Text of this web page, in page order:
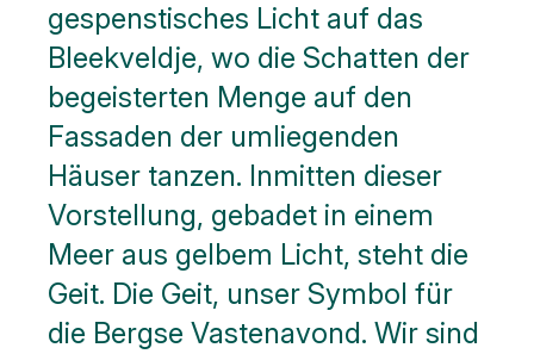
gespenstisches Licht auf das
Bleekveldje, wo die Schatten der
begeisterten Menge auf den
Fassaden der umliegenden
Häuser tanzen. Inmitten dieser
Vorstellung, gebadet in einem
Meer aus gelbem Licht, steht die
Geit. Die Geit, unser Symbol für
die Bergse Vastenavond. Wir sind